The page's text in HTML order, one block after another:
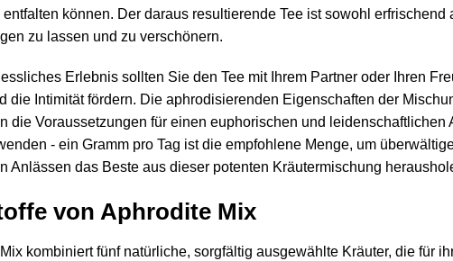
können. Der daraus resultierende Tee ist sowohl
zu lassen und zu verschönern.
Erlebnis sollten Sie den Tee mit Ihrem Partner oder Ihren
die Intimität fördern. Die aphrodisierenden Eigenschaften der
die Voraussetzungen für einen euphorischen und
- ein Gramm pro Tag ist die empfohlene Menge, um
Anlässen das Beste aus dieser potenten Kräutermischung
von Aphrodite Mix
kombiniert fünf natürliche, sorgfältig ausgewählte Kräuter, die für